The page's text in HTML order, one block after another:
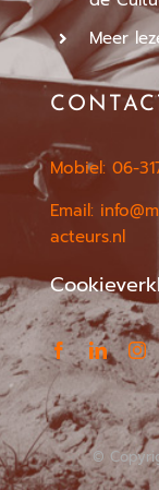
Meer
Mobiel: 06-
Email:
acteurs.nl
©